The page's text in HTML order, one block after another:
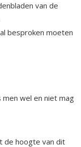
van de
besproken moeten
men wel en niet mag
de hoogte van dit